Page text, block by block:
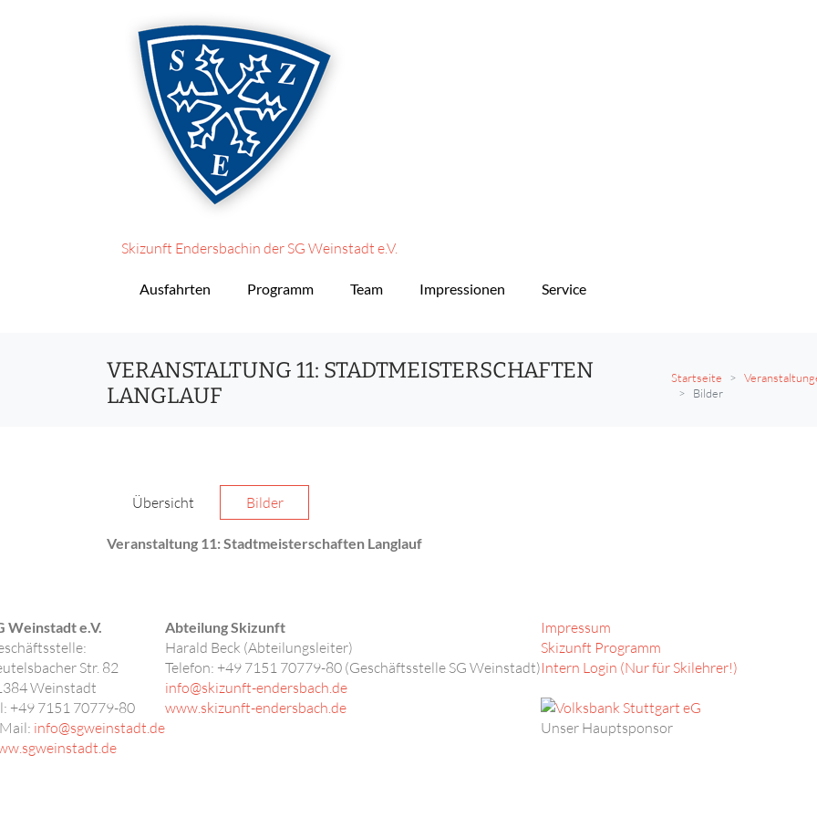
Skizunft Endersbachin der SG Weinstadt e.V.
Ausfahrten Programm Team Impressionen Service
VERANSTALTUNG 11: STADTMEISTERSCHAFTEN
LANGLAUF
Startseite
Bilder
Übersicht Bilder
Veranstaltung 11: Stadtmeisterschaften Langlauf
Weinstadt e.V.
Str. 82
Weinstadt
+49 7151 70779-80
info@sgweinstadt.de
Abteilung Skizunft
Harald Beck (Abteilungsleiter)
Telefon: +49 7151 70779-80 (Geschäftsstelle SG Weinstadt)
info@skizunft-endersbach.de
www.skizunft-endersbach.de
Impressum
Skizunft Programm
Intern Login (Nur für Skilehrer!)
Unser Hauptsponsor